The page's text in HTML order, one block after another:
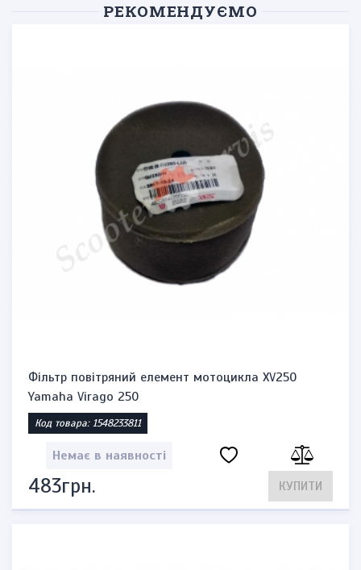
РЕКОМЕНДУЄМО
Фільтр повітряний елемент мотоцикла XV250
Yamaha Virago 250
Код товара: 1548233811
Немає в наявності
483грн. КУПИТИ